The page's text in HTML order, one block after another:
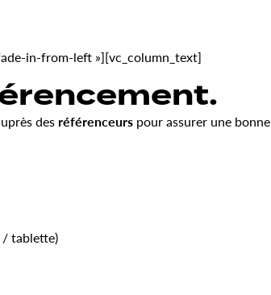
in-from-left »][vc_column_text]
des référenceurs pour assurer une bonne
/ tablette)